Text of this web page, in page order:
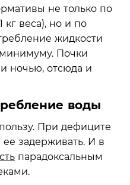
не только по
веса), но и по
жидкости
Почки
ночью, отсюда и
воды
При дефиците
задерживать. И в
парадоксальным